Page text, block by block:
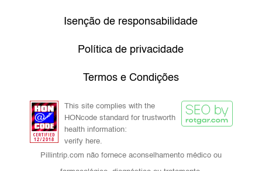
Isenção de responsabilidade
Política de privacidade
Termos e Condições
This site complies with the
HONcode standard for trustworth
health information:
verify here.
Pillintrip.com não fornece aconselhamento médico ou